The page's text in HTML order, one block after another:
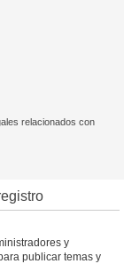
relacionados con
y
publicar temas y